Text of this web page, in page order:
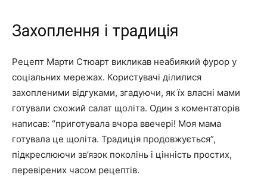
Захоплення і традиція
Рецепт Марти Стюарт викликав неабиякий фурор у
соціальних мережах. Користувачі ділилися
захопленими відгуками, згадуючи, як їх власні мами
готували схожий салат щоліта. Один з коментаторів
написав: “приготувала вчора ввечері! Моя мама
готувала це щоліта. Традиція продовжується”,
підкреслюючи зв’язок поколінь і цінність простих,
перевірених часом рецептів.